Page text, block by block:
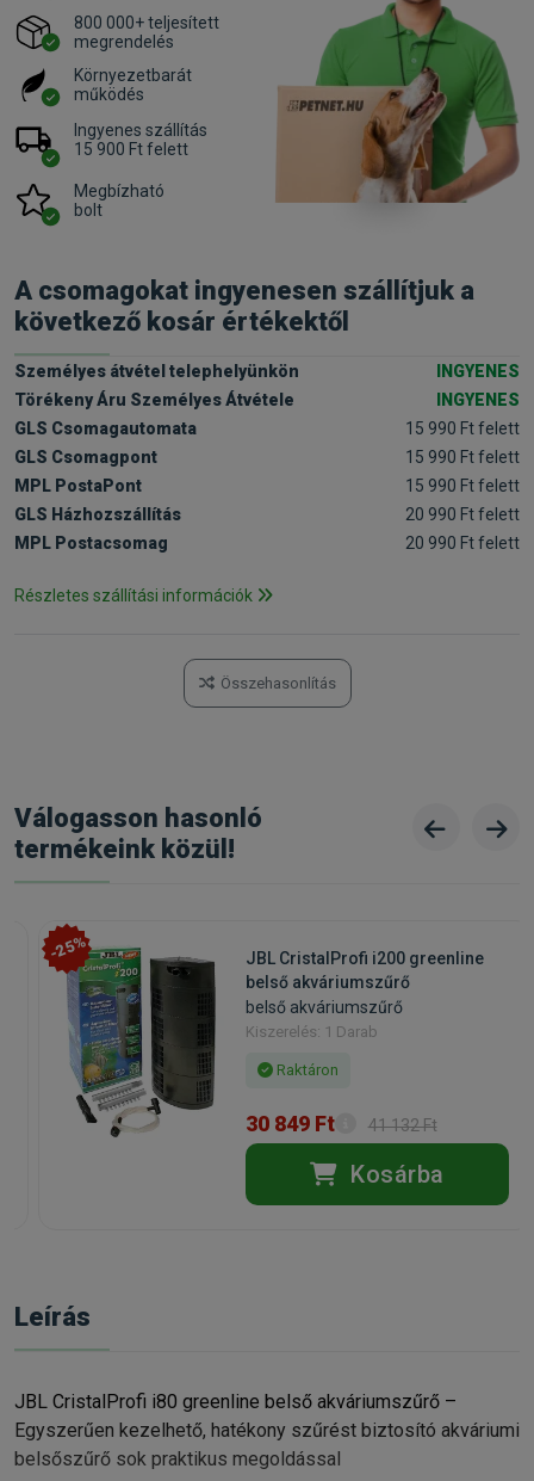
800 000+ teljesített
megrendelés
Környezetbarát
működés
Ingyenes szállítás
15 900 Ft felett
Megbízható
bolt
A csomagokat ingyenesen szállítjuk a
következő kosár értékektől
Személyes átvétel telephelyünkön
INGYENES
Törékeny Áru Személyes Átvétele
INGYENES
GLS Csomagautomata
15 990 Ft felett
GLS Csomagpont
15 990 Ft felett
MPL PostaPont
15 990 Ft felett
GLS Házhozszállítás
20 990 Ft felett
MPL Postacsomag
20 990 Ft felett
Részletes szállítási információk
Összehasonlítás
Válogasson hasonló
termékeink közül!
-25%
JBL CristalProfi i200 greenline
belső akváriumszűrő
belső akváriumszűrő
Kiszerelés: 1 Darab
Raktáron
30 849 Ft 41 132 Ft
Kosárba
Leírás
JBL CristalProfi i80 greenline belső akváriumszűrő –
Egyszerűen kezelhető, hatékony szűrést biztosító akváriumi
belsőszűrő sok praktikus megoldással